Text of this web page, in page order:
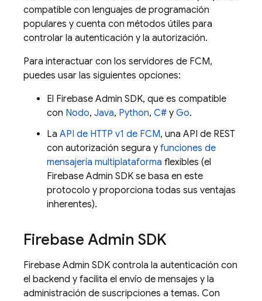
compatible con lenguajes de programación
populares y cuenta con métodos útiles para
controlar la autenticación y la autorización.
Para interactuar con los servidores de FCM,
puedes usar las siguientes opciones:
El Firebase Admin SDK, que es compatible
con Nodo, Java, Python, C# y Go.
La API de HTTP v1 de FCM, una API de REST
con autorización segura y funciones de
mensajería multiplataforma flexibles (el
Firebase Admin SDK se basa en este
protocolo y proporciona todas sus ventajas
inherentes).
Firebase Admin SDK
Firebase Admin SDK controla la autenticación con
el backend y facilita el envío de mensajes y la
administración de suscripciones a temas. Con